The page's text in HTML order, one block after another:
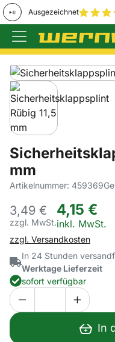
Ausgezeichnet
Zum
Produktgalerie
Zur Kaufbox
mm
Artikelnummer: 459369
3,49 €
zzgl. MwSt.
4,15 €
Steuerhinweis:
inkl. MwSt.
zzgl. Versandkosten
In 24 Stunden
Werktage Lieferzeit
sofort verfügbar
In